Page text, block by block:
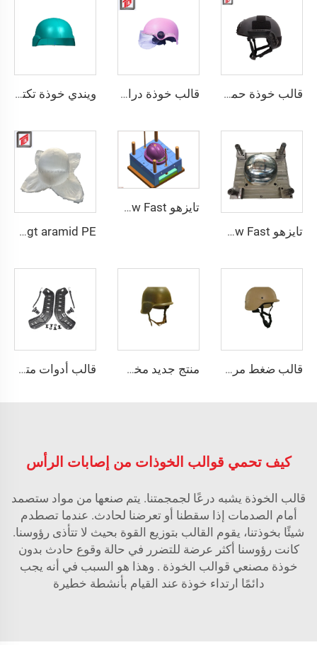
قالب خوذة حماية شخصية PE عالي القوة بأمان مزدوج قابل للتخصيص بالجملة خوذة تكتيكية آمنة عالية القطع قالب خوذة دراجة نارية آمنة مع شريط LED ليلي ويندي خوذة تكتيكية M88 خوذة آمنة تكتيكية ذات جودة عالية وخوذات واقية
تايزهو Custom New Fast درع ألياف الزجاج تدريب قتالي خارجي للخوذة التكتيكية
تايزهو Custom New Fast درع ألياف الزجاج تدريب قتالي خارجي للخوذة التكتيكية
pasgt aramid PE خوذة سوداء mich 2000 قطع عالية بالستيك قالب
قالب ضغط مركب لخوذة pasgt منتج جديد مخصص قالب دراجة نارية قالب أدوات متداول في تاizhou لملحقات الخوذة الواقية
كيف تحمي قوالب الخوذات من إصابات الرأس
قالب الخوذة يشبه درعًا لجمجمتنا. يتم صنعها من مواد ستصمد
أمام الصدمات إذا سقطنا أو تعرضنا لحادث. عندما تصطدم
شيئًا بخوذتنا، يقوم القالب بتوزيع القوة بحيث لا تتأذى رؤوسنا.
كانت رؤوسنا أكثر عرضة للتضرر في حالة وقوع حادث بدون
خوذة مصنعي قوالب الخوذة . وهذا هو السبب في أنه يجب
دائمًا ارتداء خوذة عند القيام بأنشطة خطيرة